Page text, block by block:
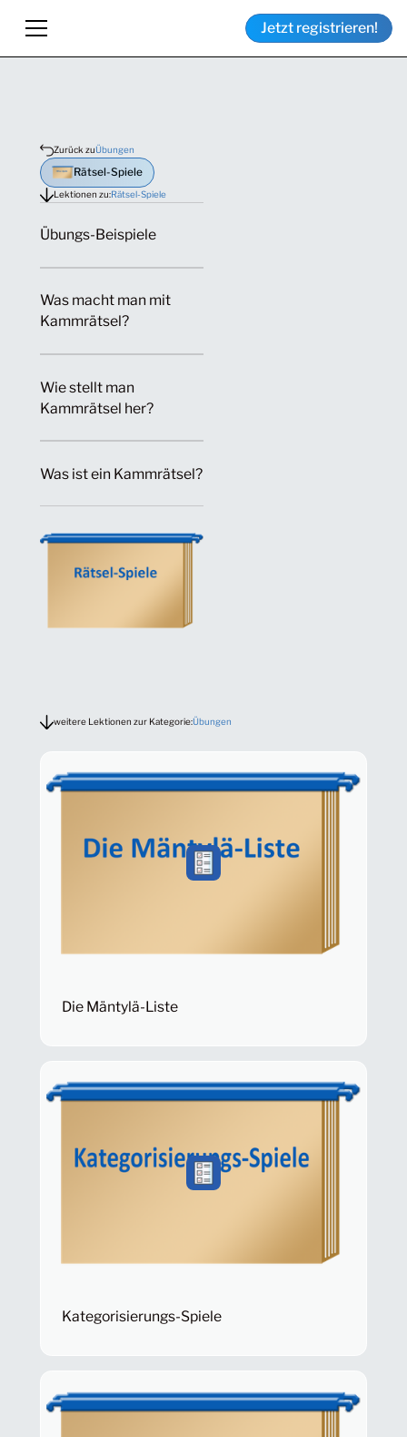
Jetzt registrieren!
Zurück zuÜbungen
Rätsel-Spiele
Lektionen zu:Rätsel-Spiele
Übungs-Beispiele
Was macht man mit
Kammrätsel?
Wie stellt man
Kammrätsel her?
Was ist ein Kammrätsel?
weitere Lektionen zur Kategorie:Übungen
Die Mäntylä-Liste
Kategorisierungs-Spiele